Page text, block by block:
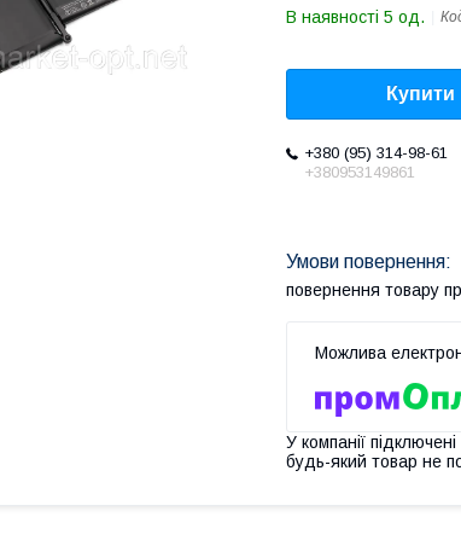
В наявності 5 од.
Купити
+380 (95) 314-98-61
+380953149861
повернення товару
У компанії
будь-який товар не